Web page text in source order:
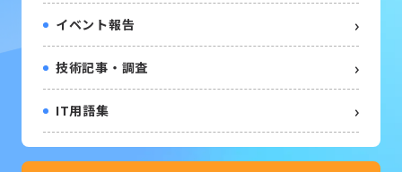
イベント報告
技術記事・調査
IT用語集